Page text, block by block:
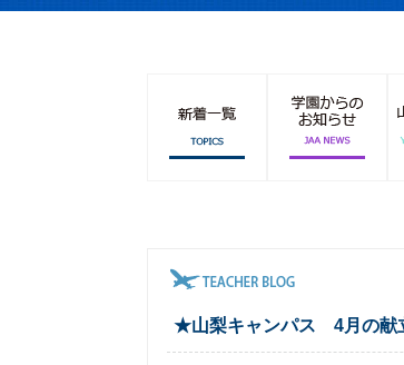
★山梨キャンパス 4月の